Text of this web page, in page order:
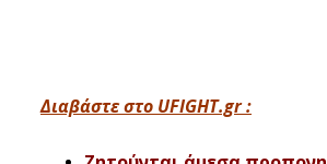
Διαβάστε στο UFIGHT.gr :